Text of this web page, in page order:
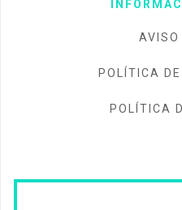
AVISO
POLÍTICA
POLÍTICA